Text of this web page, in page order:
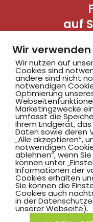
auf
©2025 Hammer
Wir
Wir nutzen auf
Cookies sind
andere sind nicht
notwendigen
Optimierung
Marketingzwecke
umfasst die
Ihrem Endgerät,
Daten sowie deren
„Alle akzeptieren“,
notwendigen
ablehnen“, wenn
können unter
Informationen der
Cookies erhalten
Sie können die
Cookies auch
in der
unserer Webseite).